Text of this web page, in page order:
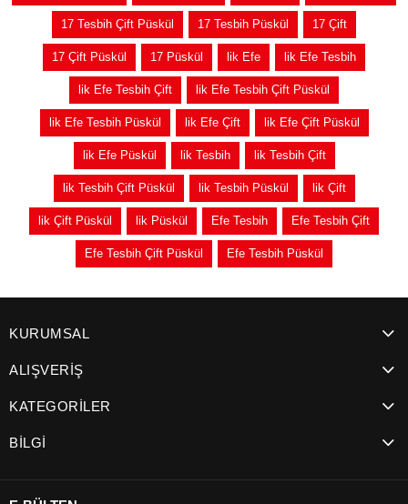
17 Tesbih Çift Püskül 17 Tesbih Püskül 17 Çift
17 Çift Püskül 17 Püskül lik Efe lik Efe Tesbih
lik Efe Tesbih Çift lik Efe Tesbih Çift Püskül
lik Efe Tesbih Püskül lik Efe Çift lik Efe Çift Püskül
lik Efe Püskül lik Tesbih lik Tesbih Çift
lik Tesbih Çift Püskül lik Tesbih Püskül lik Çift
lik Çift Püskül lik Püskül Efe Tesbih Efe Tesbih Çift
Efe Tesbih Çift Püskül Efe Tesbih Püskül
KURUMSAL
ALIŞVERİŞ
KATEGORİLER
BİLGİ